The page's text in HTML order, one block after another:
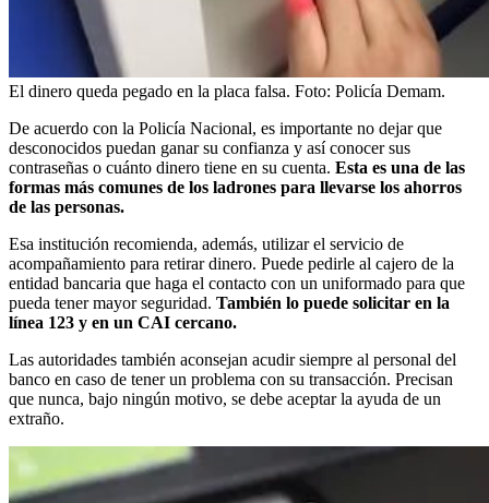
El dinero queda pegado en la placa falsa. Foto: Policía Demam.
De acuerdo con la Policía Nacional, es importante no dejar que
desconocidos puedan ganar su confianza y así conocer sus
contraseñas o cuánto dinero tiene en su cuenta. Esta es una de las
formas más comunes de los ladrones para llevarse los ahorros
de las personas.
Esa institución recomienda, además, utilizar el servicio de
acompañamiento para retirar dinero. Puede pedirle al cajero de la
entidad bancaria que haga el contacto con un uniformado para que
pueda tener mayor seguridad. También lo puede solicitar en la
línea 123 y en un CAI cercano.
Las autoridades también aconsejan acudir siempre al personal del
banco en caso de tener un problema con su transacción. Precisan
que nunca, bajo ningún motivo, se debe aceptar la ayuda de un
extraño.